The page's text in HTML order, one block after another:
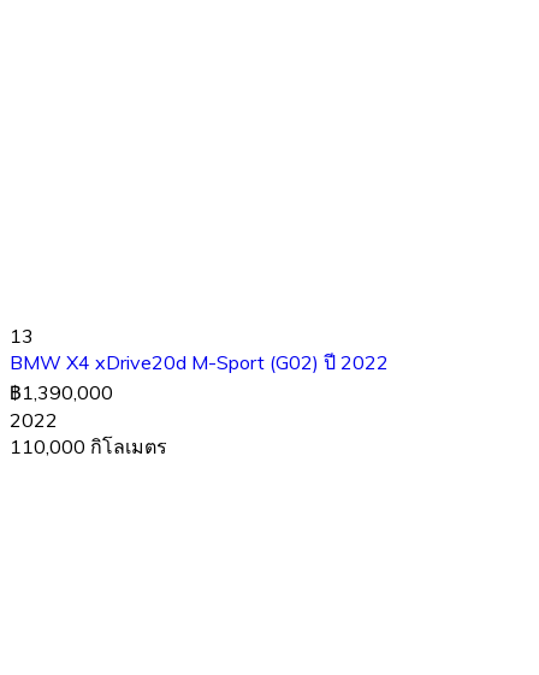
13
BMW X4 xDrive20d M-Sport (G02) ปี 2022
฿1,390,000
2022
110,000 กิโลเมตร